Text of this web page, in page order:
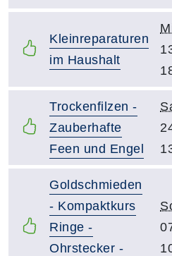
Kleinreparaturen
im Haushalt
Trockenfilzen -
Zauberhafte
Feen und Engel
Goldschmieden
- Kompaktkurs
Ringe -
Ohrstecker -